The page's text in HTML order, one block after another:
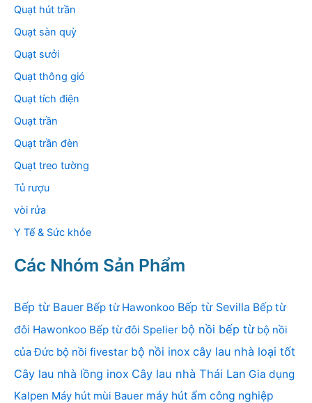
Quạt hút trần
Quạt sàn quỳ
Quạt sưởi
Quạt thông gió
Quạt tích điện
Quạt trần
Quạt trần đèn
Quạt treo tường
Tủ rượu
vòi rửa
Y Tế & Sức khỏe
Các Nhóm Sản Phẩm
Bếp từ Bauer Bếp từ Hawonkoo Bếp từ Sevilla Bếp từ
đôi Hawonkoo Bếp từ đôi Spelier bộ nồi bếp từ bộ nồi
của Đức bộ nồi fivestar bộ nồi inox cây lau nhà loại tốt
Cây lau nhà lồng inox Cây lau nhà Thái Lan Gia dụng
Kalpen Máy hút mùi Bauer máy hút ẩm công nghiệp